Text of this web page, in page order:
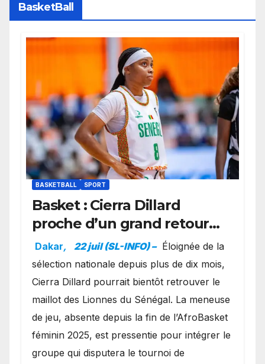
BasketBall
BASKETBALL SPORT
Basket : Cierra Dillard
proche d’un grand retour
avec les Lionnes ?
Dakar, 22 juil (SL-INFO) – Éloignée de la
sélection nationale depuis plus de dix mois,
Cierra Dillard pourrait bientôt retrouver le
maillot des Lionnes du Sénégal. La meneuse
de jeu, absente depuis la fin de l’AfroBasket
féminin 2025, est pressentie pour intégrer le
groupe qui disputera le tournoi de